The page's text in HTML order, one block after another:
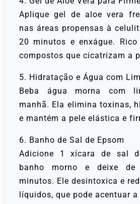
Aplique gel de aloe vera
nas áreas propensas à
20 minutos e enxágue.
compostos que cicatrizam a
5. Hidratação e Água com
Beba água morna com
manhã. Ela elimina toxinas,
e mantém a pele elástica e
6. Banho de Sal de Epsom
Adicione 1 xícara de sal
banho morno e deixe
minutos. Ele desintoxica e
líquidos, que pode acentuar